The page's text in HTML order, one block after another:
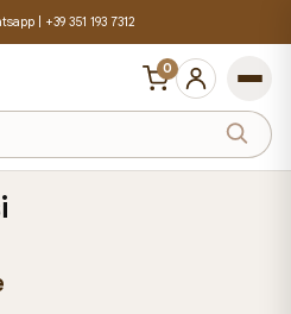
| +39 351 193 7312
0